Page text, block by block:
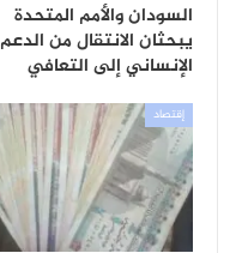
السودان والأمم المتحدة
يبحثان الانتقال من الدعم
الإنساني إلى التعافي
إقتصاد